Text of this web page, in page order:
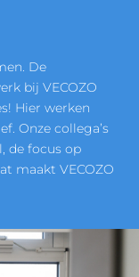
De
bij VECOZO
Hier werken
Onze collega’s
de focus op
maakt VECOZO